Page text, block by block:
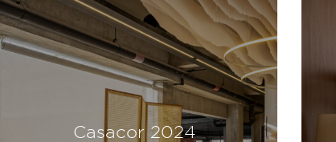
Casacor 2024